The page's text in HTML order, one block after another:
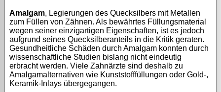
Amalgam, Legierungen des Quecksilbers mit Metallen
zum Füllen von Zähnen. Als bewährtes Füllungsmaterial
wegen seiner einzigartigen Eigenschaften, ist es jedoch
aufgrund seines Quecksilberanteils in die Kritik geraten.
Gesundheitliche Schäden durch Amalgam konnten durch
wissenschaftliche Studien bislang nicht eindeutig
erbracht werden. Viele Zahnärzte sind deshalb zu
Amalgamalternativen wie Kunststofffüllungen oder Gold-,
Keramik-Inlays übergegangen.